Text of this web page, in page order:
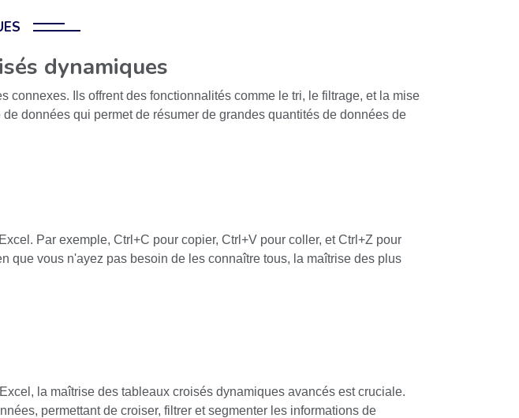
dynamiques
Ils offrent des fonctionnalités comme le tri, le filtrage, et la mise
données qui permet de résumer de grandes quantités de données de
Par exemple, Ctrl+C pour copier, Ctrl+V pour coller, et Ctrl+Z pour
que vous n'ayez pas besoin de les connaître tous, la maîtrise des plus
la maîtrise des tableaux croisés dynamiques avancés est cruciale.
permettant de croiser, filtrer et segmenter les informations de